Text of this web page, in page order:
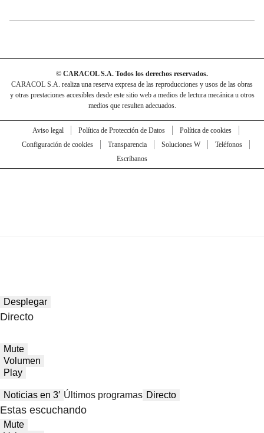
© CARACOL S.A. Todos los derechos reservados.
CARACOL S.A. realiza una reserva expresa de las reproducciones y usos de las obras
y otras prestaciones accesibles desde este sitio web a medios de lectura mecánica u otros
medios que resulten adecuados.
Aviso legal Política de Protección de Datos
Política de cookies
Configuración de cookies
Transparencia Soluciones W
Teléfonos
Escríbanos
Desplegar
Directo
Mute
Volumen
Play
Noticias en 3′ Últimos programas Directo
Estas escuchando
Mute